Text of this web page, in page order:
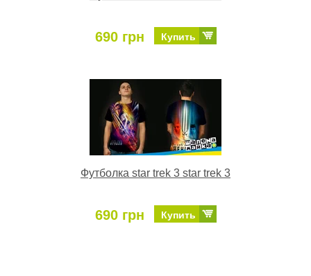
690 грн Купить
Футболка star trek 3 star trek 3
690 грн Купить